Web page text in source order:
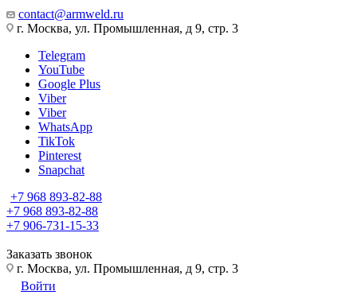
contact@armweld.ru
г. Москва, ул. Промышленная, д 9, стр. 3
Telegram
YouTube
Google Plus
Viber
Viber
WhatsApp
TikTok
Pinterest
Snapchat
+7 968 893-82-88
+7 968 893-82-88
+7 906-731-15-33
Заказать звонок
г. Москва, ул. Промышленная, д 9, стр. 3
Войти